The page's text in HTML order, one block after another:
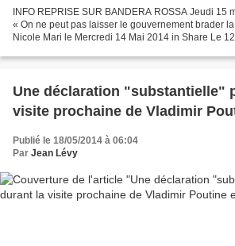
INFO REPRISE SUR BANDERA ROSSA Jeudi 15
« On ne peut pas laisser le gouvernement brader
Nicole Mari le Mercredi 14 Mai 2014 in Share Le
Une déclaration "substantielle"
visite prochaine de Vladimir
Publié le 18/05/2014 à 06:04
Par Jean Lévy